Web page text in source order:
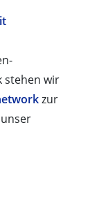
stehen wir
zur